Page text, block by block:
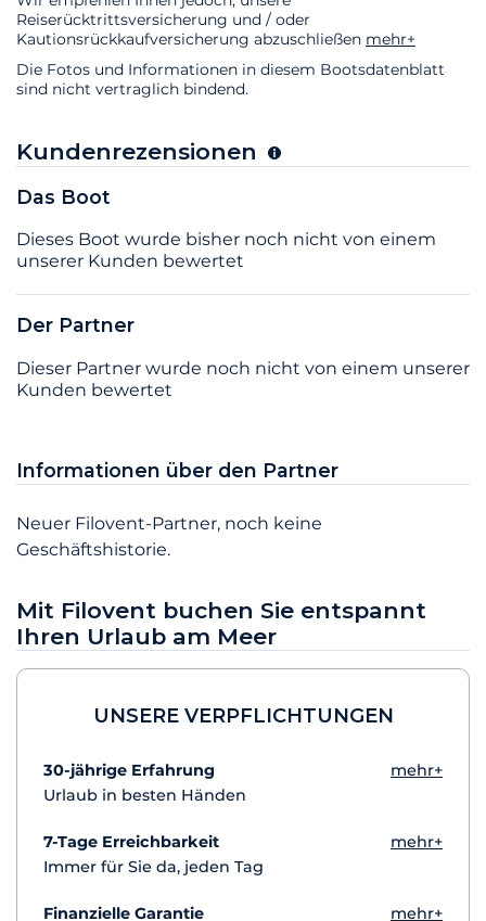
Reiserücktrittsversicherung und / oder
Kautionsrückkaufversicherung abzuschließen mehr+
Die Fotos und Informationen in diesem Bootsdatenblatt
sind nicht vertraglich bindend.
Kundenrezensionen
Das Boot
Dieses Boot wurde bisher noch nicht von einem
unserer Kunden bewertet
Der Partner
Dieser Partner wurde noch nicht von einem unserer
Kunden bewertet
Informationen über den Partner
Neuer Filovent-Partner, noch keine
Geschäftshistorie.
Mit Filovent buchen Sie entspannt
Ihren Urlaub am Meer
UNSERE VERPFLICHTUNGEN
30-jährige Erfahrung
mehr+
Urlaub in besten Händen
7-Tage Erreichbarkeit
mehr+
Immer für Sie da, jeden Tag
Finanzielle Garantie
mehr+